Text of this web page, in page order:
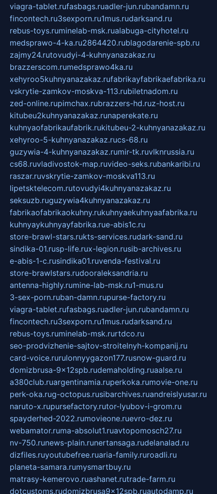
viagra-tablet.rufasbags.ruadler-jun.rubandamn.ru
fincontech.ru3sexporn.ru1mus.rudarksand.ru
rebus-toys.ruminelab-msk.rualabuga-cityhotel.ru
medsprawo-4-ka.ru2864420.rublagodarenie-spb.ru
zajmy24.rutovudyi-4-kuhnyanazakaz.ru
brazzerscom.rumedsprawo4ka.ru
xehyroo5kuhnyanazakaz.rufabrikayfabrikaefabrika.ru
vskrytie-zamkov-moskva-113.rubiletnadom.ru
zed-online.rupimchax.rubrazzers-hd.ruz-host.ru
kitubeu2kuhnyanazakaz.runaperekate.ru
kuhnyaofabrikaufabrik.rukitubeu-2-kuhnyanazakaz.ru
xehyroo-5-kuhnyanazakaz.rucs-68.ru
guzywia-4-kuhnyanazakaz.rumir-tk.ruvlknrussia.ru
cs68.ruvladivostok-map.ruvideo-seks.rubankaribi.ru
raszar.ruvskrytie-zamkov-moskva113.ru
lipetsktelecom.rutovudyi4kuhnyanazakaz.ru
seksuzb.ruguzywia4kuhnyanazakaz.ru
fabrikaofabrikaokuhny.rukuhnyaekuhnyaafabrika.ru
kuhnyaykuhnyayfabrika.rue-abis1c.ru
store-brawl-stars.rukts-services.rudark-sand.ru
sindika-01.rusp-life.rux-legion.rusib-archives.ru
e-abis-1-c.rusindika01.ruvenda-festival.ru
store-brawlstars.rudooraleksandria.ru
antenna-highly.rumine-lab-msk.ru1-mus.ru
3-sex-porn.ruban-damn.rupurse-factory.ru
viagra-tablet.rufasbags.ruadler-jun.rubandamn.ru
fincontech.ru3sexporn.ru1mus.rudarksand.ru
rebus-toys.ruminelab-msk.rurtdco.ru
seo-prodvizhenie-sajtov-stroitelnyh-kompanij.ru
card-voice.rurulonnyygazon177.rusnow-guard.ru
domizbrusa-9x12spb.rudemaholding.ruaalse.ru
a380club.ruargentinamia.ruperkoka.rumovie-one.ru
perk-oka.rug-octopus.rusibarchives.ruandreislyusar.ru
naruto-x.rupursefactory.rutor-lyubov-i-grom.ru
spayderhed-2022.rumovieone.ruevro-dez.ru
webamator.ruma-absolut1.ruavtopomosch27.ru
nv-750.runews-plain.runertansaga.rudelanalad.ru
dizfiles.ruyoutubefree.ruaria-family.ruroadli.ru
planeta-samara.rumysmartbuy.ru
matrasy-kemerovo.ruashanet.rutrade-farm.ru
dotcustoms.rudomizbrusa9x12spb.ruautodamp.ru